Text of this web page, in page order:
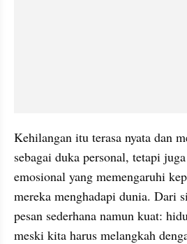
Kehilangan itu terasa nyata dan
sebagai duka personal, tetapi
emosional yang memengaruhi
mereka menghadapi dunia. Dari
pesan sederhana namun kuat:
meski kita harus melangkah